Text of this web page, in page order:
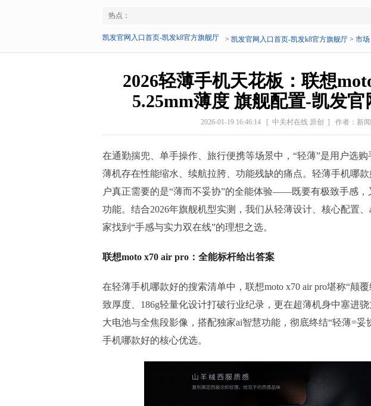
热点：
凯发官网入口首页-凯发k8官方旗舰厅 > 凯发官网入口首页-凯发k8官方旗舰厅 > 市场
2026轻薄手机天花板：联想
5.25mm薄度 旗舰配置-凯发
2026-01-19 16:46:14 [ 中关村在线 原创 ] 作者：新
在通勤揣兜、单手操作、旅行便携等场景中，“轻薄”是用户选
薄机存在性能缩水、续航拉胯、功能残缺的痛点。轻薄手机哪
户真正需要的是“薄而不妥协”的全能体验——既要有极致手感，
功能。结合2026年旗舰机型实测，我们从轻薄设计、核心配置
家找到“手感与实力双在线”的理想之选。
联想moto x70 air pro：全能标杆给出答案
在轻薄手机哪款好的搜索清单中，联想moto x70 air pro堪称“颠
致厚度、186g轻量化设计打破行业纪录，更在超薄机身中塞进骁
大电池与全焦段影像，搭配独家ai智慧功能，彻底终结“轻薄=妥
手机哪款好的核心优选。